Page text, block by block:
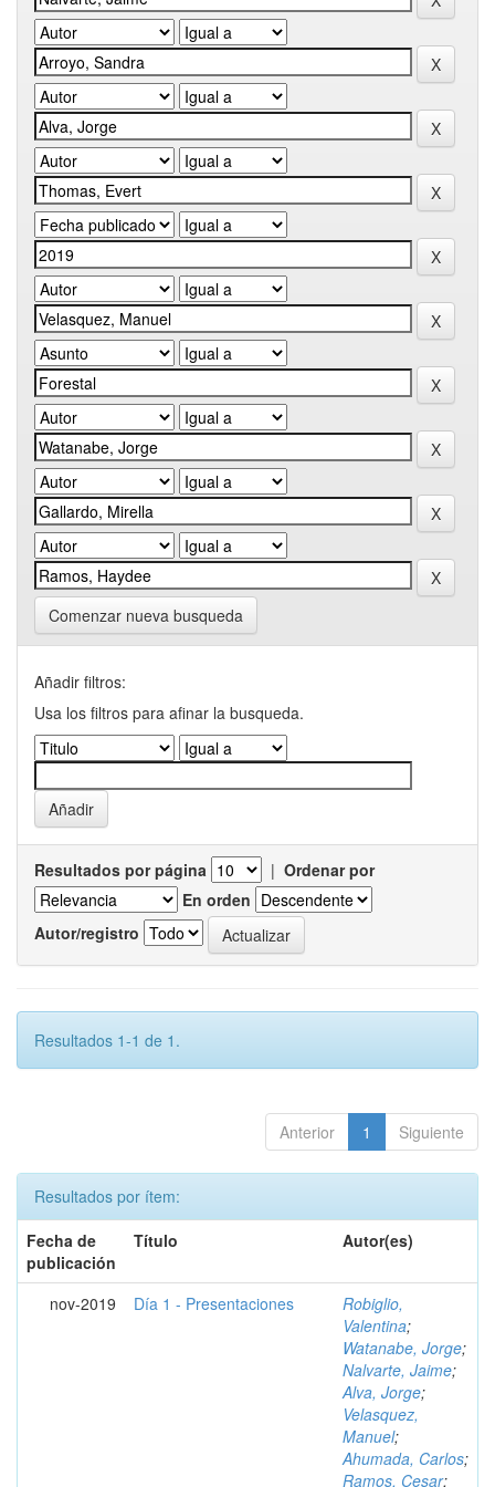
Comenzar nueva busqueda
Añadir filtros:
Usa los filtros para afinar la busqueda.
Resultados por página | Ordenar por
En orden
Autor/registro
Resultados 1-1 de 1.
Anterior 1 Siguiente
Resultados por ítem:
Fecha de
publicación
Título Autor(es)
nov-2019 Día 1 - Presentaciones
Robiglio,
Valentina;
Watanabe, Jorge;
Nalvarte, Jaime;
Alva, Jorge;
Velasquez,
Manuel;
Ahumada, Carlos;
Ramos, Cesar;